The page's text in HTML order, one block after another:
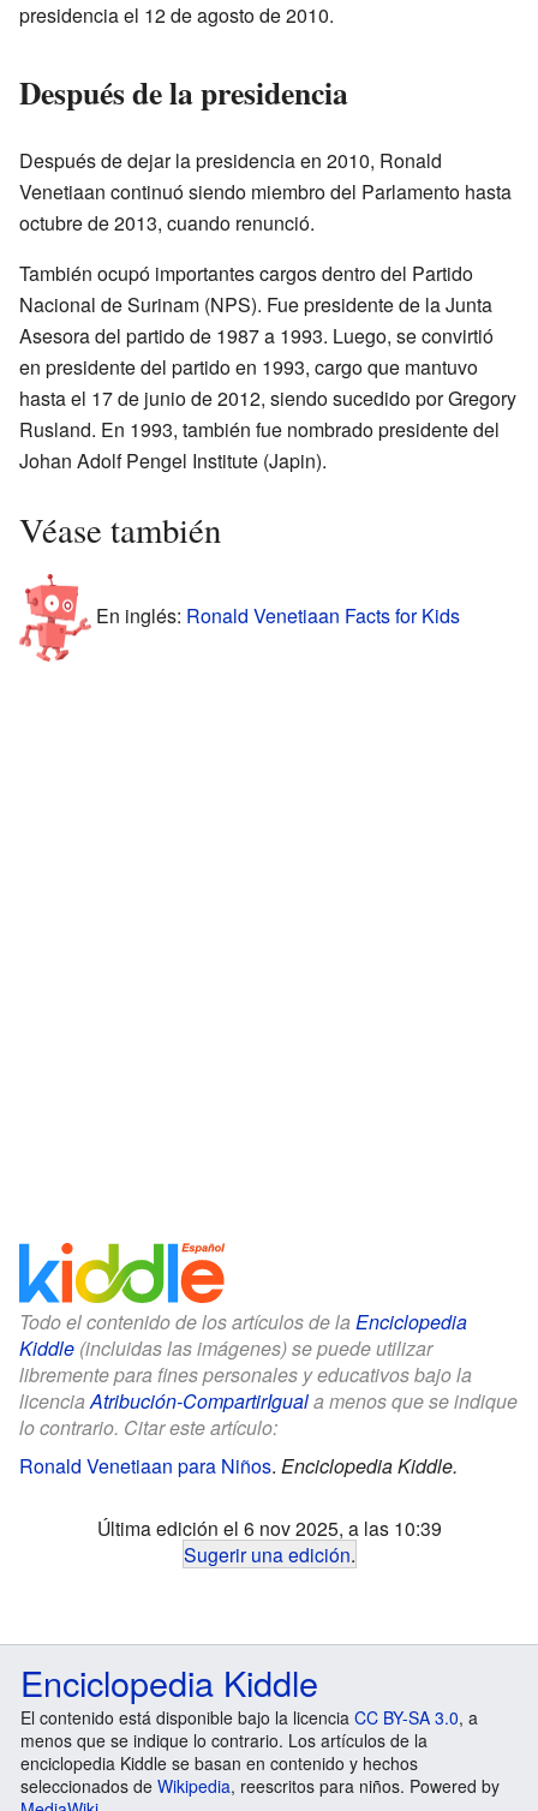
presidencia el 12 de agosto de 2010.
Después de la presidencia
Después de dejar la presidencia en 2010, Ronald
Venetiaan continuó siendo miembro del Parlamento hasta
octubre de 2013, cuando renunció.
También ocupó importantes cargos dentro del Partido
Nacional de Surinam (NPS). Fue presidente de la Junta
Asesora del partido de 1987 a 1993. Luego, se convirtió
en presidente del partido en 1993, cargo que mantuvo
hasta el 17 de junio de 2012, siendo sucedido por Gregory
Rusland. En 1993, también fue nombrado presidente del
Johan Adolf Pengel Institute (Japin).
Véase también
En inglés: Ronald Venetiaan Facts for Kids
Todo el contenido de los artículos de la Enciclopedia
Kiddle (incluidas las imágenes) se puede utilizar
libremente para fines personales y educativos bajo la
licenciaAtribución-CompartirIguala menos que se indique
lo contrario. Citar este artículo:
Ronald Venetiaan para Niños. Enciclopedia Kiddle.
Última edición el 6 nov 2025, a las 10:39
Sugerir una edición.
Enciclopedia Kiddle
El contenido está disponible bajo la licencia CC BY-SA 3.0, a
menos que se indique lo contrario. Los artículos de la
enciclopedia Kiddle se basan en contenido y hechos
seleccionados de Wikipedia, reescritos para niños. Powered by